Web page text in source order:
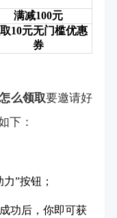
满减100元
10元无门槛优惠
券
么领取要邀请好
下：
”按钮；
功后，你即可获